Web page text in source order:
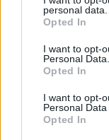
personal data.
Opted In
I want to opt-
Personal Data.
Opted In
I want to opt-
Personal Data
Opted In
N O P